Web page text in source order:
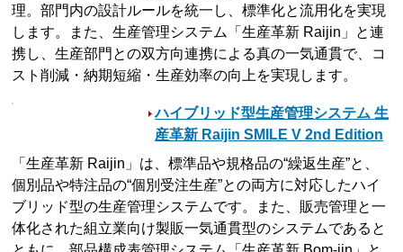
理。部門内の設計ルールを統一し、標準化と流用化を実現
します。また、生産管理システム「生産革新 Raijin」と連
携し、生産部門との双方向連携による真の一気通貫で、コ
スト削減・納期短縮・生産効率の向上を実現します。
ハイブリッド型生産管理システム 生
産革新 Raijin SMILE V 2nd Edition
「生産革新 Raijin」は、標準品や規格品の“繰返生産”と、
個別品や特注品の“個別受注生産”との両方に対応したハイ
ブリッド型の生産管理システムです。また、販売管理と一
体化された組立業向け製販一気通貫型のシステムであると